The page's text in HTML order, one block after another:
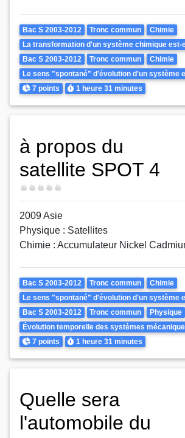
Theme
Bac S 2003-2012 Tronc commun
Chimie
La transformation d'un système chimique est-
Bac S 2003-2012
Tronc commun
Chimie
Le sens "spontané" d'évolution d'un système
Points
7 points Durée
1 heure31 minutes
à propos du
satellite SPOT 4
Difficulté
2009 Asie
Physique : Satellites
Chimie : Accumulateur Nickel
Theme
Bac S 2003-2012 Tronc commun
Chimie
Le sens "spontané" d'évolution d'un système
Bac S 2003-2012
Tronc commun
Physique
Évolution temporelle des systèmes
Points
7 points Durée
1 heure31 minutes
Quelle sera
l'automobile du